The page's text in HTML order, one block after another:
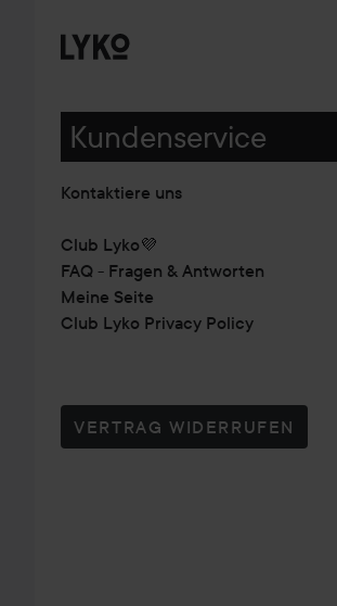
Kundenservice
Kontaktiere uns
Club Lyko💜
FAQ - Fragen & Antworten
Meine Seite
Club Lyko Privacy Policy
VERTRAG WIDERRUFEN